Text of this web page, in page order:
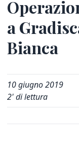
a
Bianca
10 giugno 2019
2' di lettura